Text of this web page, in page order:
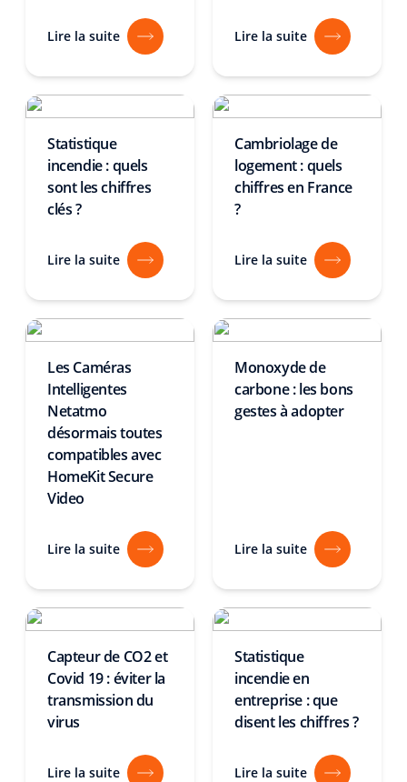
Lire la suite Lire la suite
Statistique
incendie : quels
sont les chiffres
clés ?
Lire la suite
Cambriolage de
logement : quels
chiffres en France
?
Lire la suite
Les Caméras
Intelligentes
Netatmo
désormais toutes
compatibles avec
HomeKit Secure
Video
Lire la suite
Monoxyde de
carbone : les bons
gestes à adopter
Lire la suite
Capteur de CO2 et
Covid 19 : éviter la
transmission du
virus
Lire la suite
Statistique
incendie en
entreprise : que
disent les chiffres ?
Lire la suite